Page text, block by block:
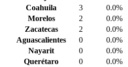
Coahuila
3 0.0%
Morelos
2 0.0%
Zacatecas
2 0.0%
Aguascalientes
0 0.0%
Nayarit
0 0.0%
Querétaro
0 0.0%